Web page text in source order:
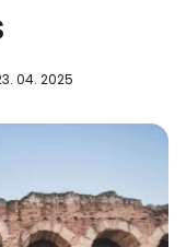
04. 2025